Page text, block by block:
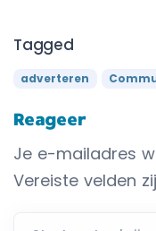
Tagged
adverteren
Reageer
Je e-mailadres
Vereiste velden